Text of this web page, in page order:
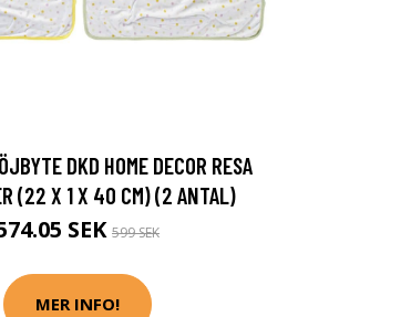
DKD HOME DECOR RESA
(22 X 1 X 40 CM) (2 ANTAL)
SEK 599 SEK
MER INFO!